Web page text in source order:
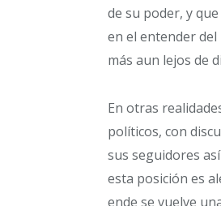
de su poder, y
en el entender
más aun lejos de
En otras
políticos, con
sus seguidores
esta posición es
ende se vuelve